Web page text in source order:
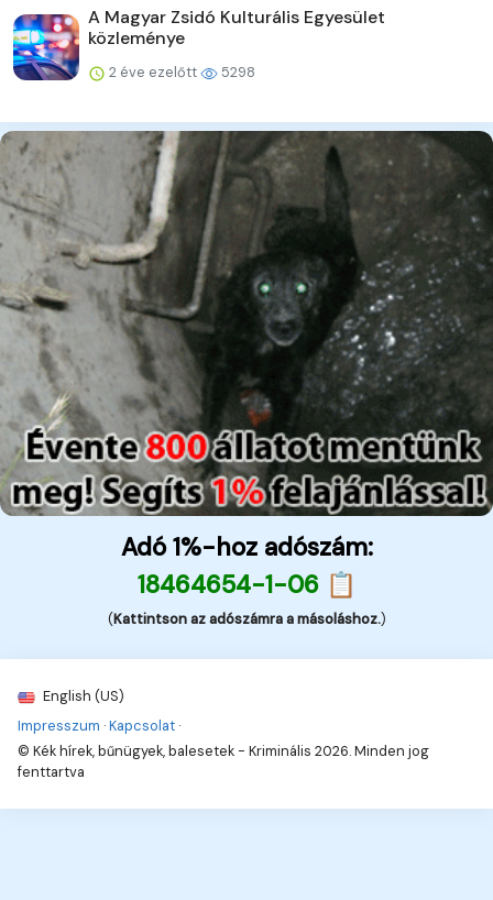
A Magyar Zsidó Kulturális Egyesület
közleménye
2 éve ezelőtt 5298
Adó 1%-hoz adószám:
18464654-1-06 📋
(Kattintson az adószámra a másoláshoz.)
English (US)
Impresszum ·Kapcsolat ·
© Kék hírek, bűnügyek, balesetek - Kriminális 2026. Minden jog
fenttartva